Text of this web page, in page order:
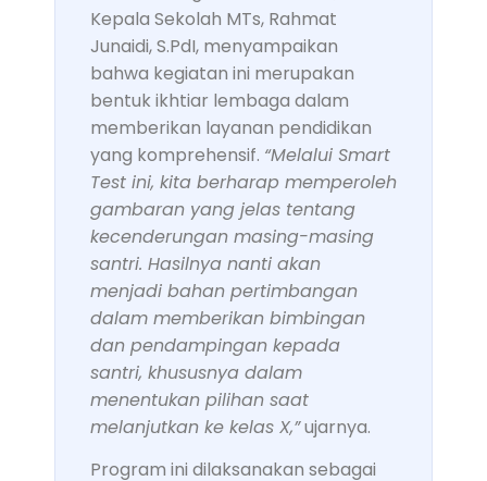
Kepala Sekolah MTs, Rahmat
Junaidi, S.PdI, menyampaikan
bahwa kegiatan ini merupakan
bentuk ikhtiar lembaga dalam
memberikan layanan pendidikan
yang komprehensif. “Melalui Smart
Test ini, kita berharap memperoleh
gambaran yang jelas tentang
kecenderungan masing-masing
santri. Hasilnya nanti akan
menjadi bahan pertimbangan
dalam memberikan bimbingan
dan pendampingan kepada
santri, khususnya dalam
menentukan pilihan saat
melanjutkan ke kelas X,”ujarnya.
Program ini dilaksanakan sebagai